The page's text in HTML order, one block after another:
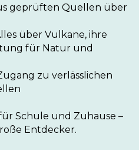
geprüften Quellen über
über Vulkane, ihre
für Natur und
zu verlässlichen
Schule und Zuhause –
Entdecker.